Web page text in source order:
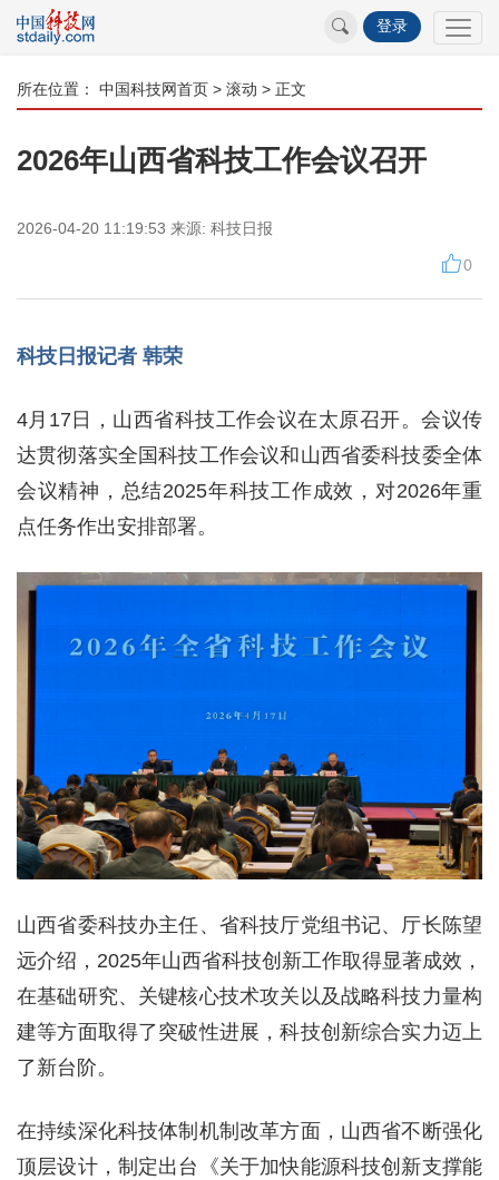
登录
所在位置： 中国科技网首页 > 滚动 > 正文
2026年山西省科技工作会议召开
2026-04-20 11:19:53 来源: 科技日报
0
科技日报记者 韩荣
4月17日，山西省科技工作会议在太原召开。会议传
达贯彻落实全国科技工作会议和山西省委科技委全体
会议精神，总结2025年科技工作成效，对2026年重
点任务作出安排部署。
山西省委科技办主任、省科技厅党组书记、厅长陈望
远介绍，2025年山西省科技创新工作取得显著成效，
在基础研究、关键核心技术攻关以及战略科技力量构
建等方面取得了突破性进展，科技创新综合实力迈上
了新台阶。
在持续深化科技体制机制改革方面，山西省不断强化
顶层设计，制定出台《关于加快能源科技创新支撑能